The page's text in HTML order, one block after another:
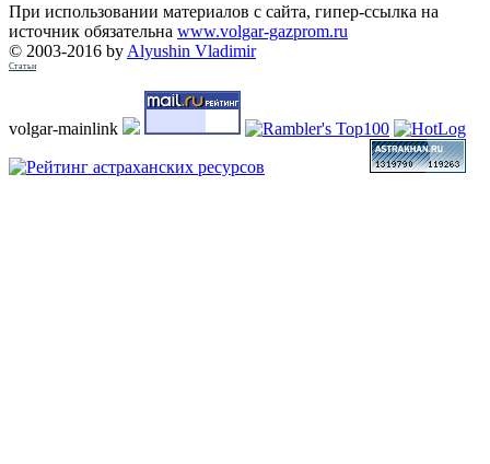
При использовании материалов с сайта, гипер-ссылка на
источник обязательна www.volgar-gazprom.ru
© 2003-2016 by Alyushin Vladimir
Статьи
volgar-mainlink